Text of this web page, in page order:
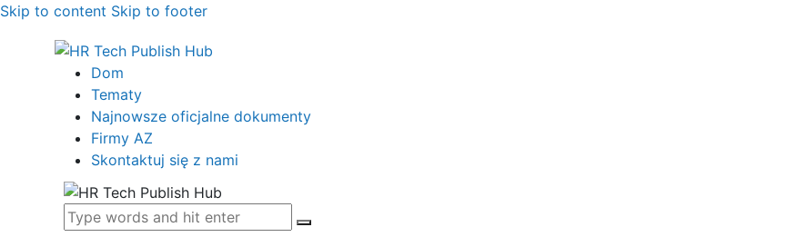
Skip to content Skip to footer
Dom
Tematy
Najnowsze oficjalne dokumenty
Firmy AZ
Skontaktuj się z nami